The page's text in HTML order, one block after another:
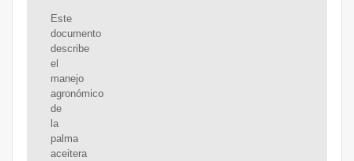
Este
documento
describe
el
manejo
agronómico
de
la
palma
aceitera